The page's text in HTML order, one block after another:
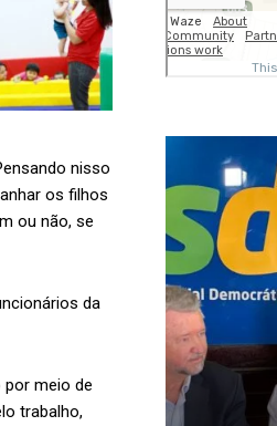
nisso
os filhos
ou não, se
da
meio de
trabalho,